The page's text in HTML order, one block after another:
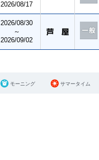
2026/08/17
2026/08/30
～
2026/09/02
モーニング サマータイム